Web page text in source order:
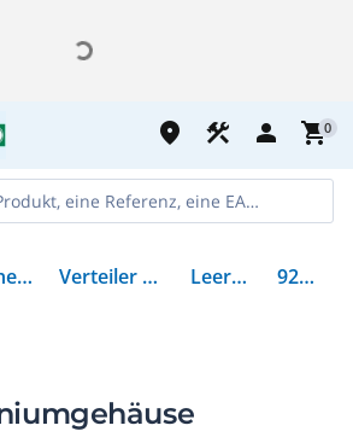
place construction person shopping_cart0
Verteiler & Energieverteilung Verteiler & Schränke Leergehäuse 92005595